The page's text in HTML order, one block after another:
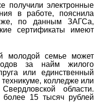
электронные
в работе, пояснила
по данным ЗАГСа,
сертификаты имеют
молодой семье может
за найм жилого
или единственный
колледже или
области.
более 15 тысяч рублей